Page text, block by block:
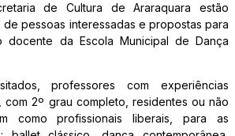
de Cultura de Araraquara estão
pessoas interessadas e propostas para
docente da Escola Municipal de Dança
professores com experiências
com 2º grau completo, residentes ou não
como profissionais liberais, para as